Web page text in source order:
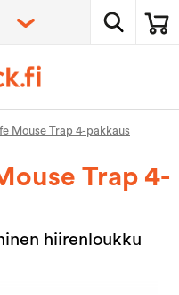
Mouse Trap 4-pakkaus
Trap 4-
hiirenloukku